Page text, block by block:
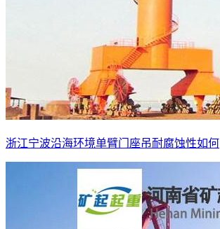
浙江宁波沿海环境单臂门座吊耐腐蚀性如何